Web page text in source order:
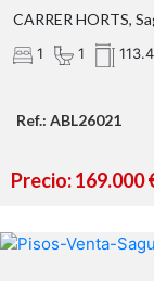
Visite el
agencia que
CARRER HORTS,
1 1
Ref.: ABL26021
Precio: 169.000